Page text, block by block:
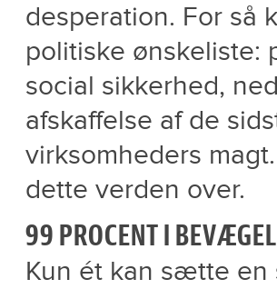
desperation. For så
politiske ønskeliste:
social sikkerhed,
afskaffelse af de
virksomheders
dette verden over.
99 PROCENT I
Kun ét kan sætte en